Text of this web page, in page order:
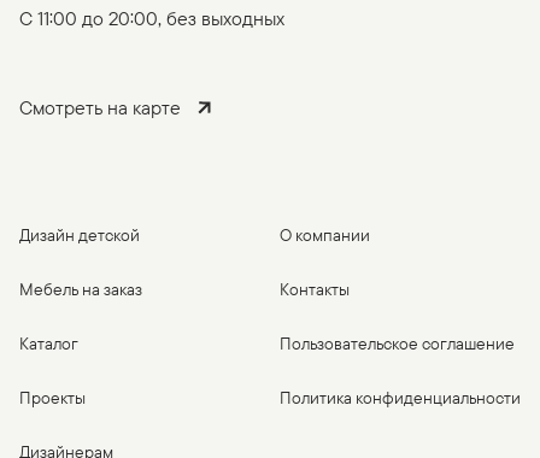
C 11:00 до 20:00, без выходных
Смотреть на карте
Дизайн детской
Мебель на заказ
Каталог
Проекты
Дизайнерам
О компании
Контакты
Пользовательское соглашение
Политика конфиденциальности